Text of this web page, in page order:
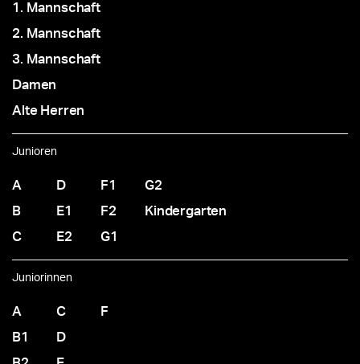
1. Mannschaft
2. Mannschaft
3. Mannschaft
Damen
Alte Herren
Junioren
A
B
C
D
E1
E2
F1
F2
G1
G2
Kindergarten
Juniorinnen
A
B1
C
D
F